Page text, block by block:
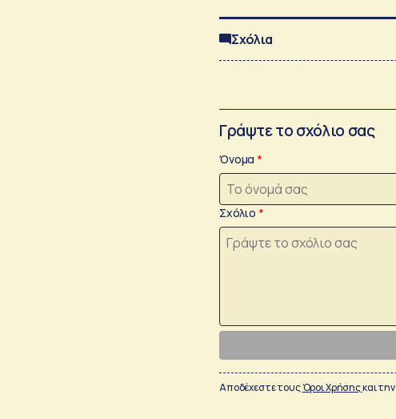
Σχόλια
Γράψτε το σχόλιο σας
Όνομα
Σχόλιο
Αποδέχεστε τουςΌροι Χρήσηςκαι την